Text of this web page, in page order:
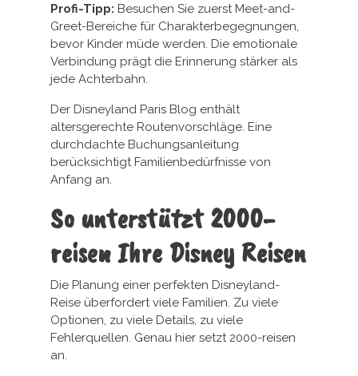
Profi-Tipp: Besuchen Sie zuerst Meet-and-
Greet-Bereiche für Charakterbegegnungen,
bevor Kinder müde werden. Die emotionale
Verbindung prägt die Erinnerung stärker als
jede Achterbahn.
Der Disneyland Paris Blog enthält
altersgerechte Routenvorschläge. Eine
durchdachte Buchungsanleitung
berücksichtigt Familienbedürfnisse von
Anfang an.
So unterstützt 2000-
reisen Ihre Disney Reisen
Die Planung einer perfekten Disneyland-
Reise überfordert viele Familien. Zu viele
Optionen, zu viele Details, zu viele
Fehlerquellen. Genau hier setzt 2000-reisen
an.